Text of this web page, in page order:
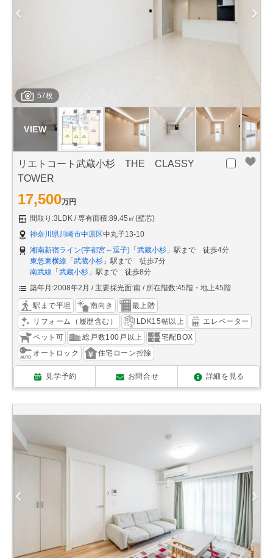
57枚
リエトコート武蔵小杉 THE CLASSY
TOWER
17,500万円
間取り:3LDK
専有面積:89.45㎡(壁芯)
神奈川県川崎市中原区中丸子13-10
湘南新宿ライン(宇都宮～逗子) 「 武蔵小杉 」駅まで 徒歩4分
東急東横線 「 武蔵小杉 」駅まで 徒歩7分
南武線 「 武蔵小杉 」駅まで 徒歩8分
築年月:2008年2月
主要採光面:南 所在階数:45階・地上45階
駅まで平坦 南向き
最上階
リフォーム（履歴含む）
LDK15帖以上
エレベーター
ペット可
総戸数100戸以上
宅配BOX
オートロック
住宅ローン控除
見学予約 お問合せ 詳細を見る